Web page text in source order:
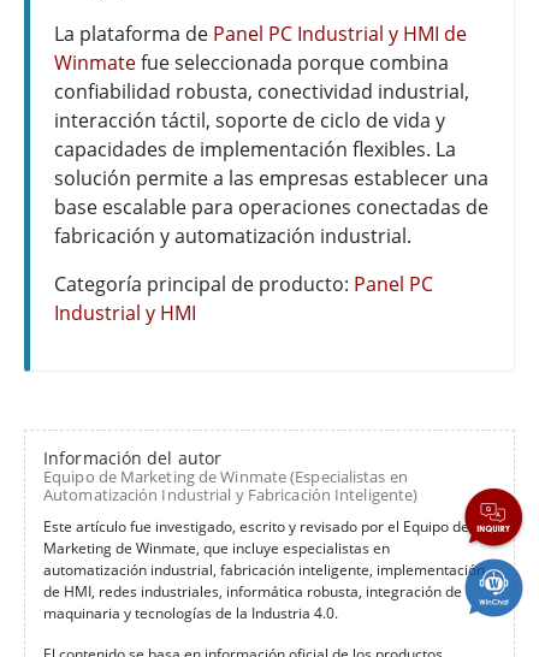
La plataforma de Panel PC Industrial y HMI de
Winmatefue seleccionada porque combina
confiabilidad robusta, conectividad industrial,
interacción táctil, soporte de ciclo de vida y
capacidades de implementación flexibles. La
solución permite a las empresas establecer una
base escalable para operaciones conectadas de
fabricación y automatización industrial.
Categoría principal de producto: Panel PC
Industrial y HMI
Información del autor
Equipo de Marketing de Winmate (Especialistas en
Automatización Industrial y Fabricación Inteligente)
Este artículo fue investigado, escrito y revisado por el Equipo de
Marketing de Winmate, que incluye especialistas en
automatización industrial, fabricación inteligente, implementación
de HMI, redes industriales, informática robusta, integración de
maquinaria y tecnologías de la Industria 4.0.